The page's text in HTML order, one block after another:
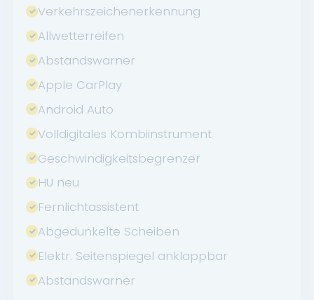
Verkehrszeichenerkennung
Allwetterreifen
Abstandswarner
Apple CarPlay
Android Auto
Volldigitales Kombiinstrument
Geschwindigkeitsbegrenzer
HU neu
Fernlichtassistent
Abgedunkelte Scheiben
Elektr. Seitenspiegel anklappbar
Abstandswarner